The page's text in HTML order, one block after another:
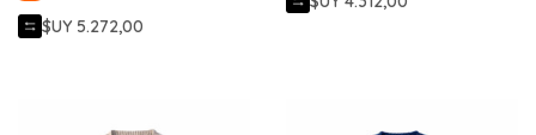
$UY 5.272,00